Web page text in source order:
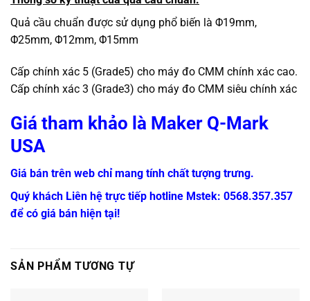
Quả cầu chuẩn được sử dụng phổ biến là Φ19mm,
Φ25mm, Φ12mm, Φ15mm
Cấp chính xác 5 (Grade5) cho máy đo CMM chính xác cao.
Cấp chính xác 3 (Grade3) cho máy đo CMM siêu chính xác
Giá tham khảo là Maker Q-Mark
USA
Giá bán trên web chỉ mang tính chất tượng trưng.
Quý khách Liên hệ trực tiếp hotline Mstek: 0568.357.357
để có giá bán hiện tại!
SẢN PHẨM TƯƠNG TỰ